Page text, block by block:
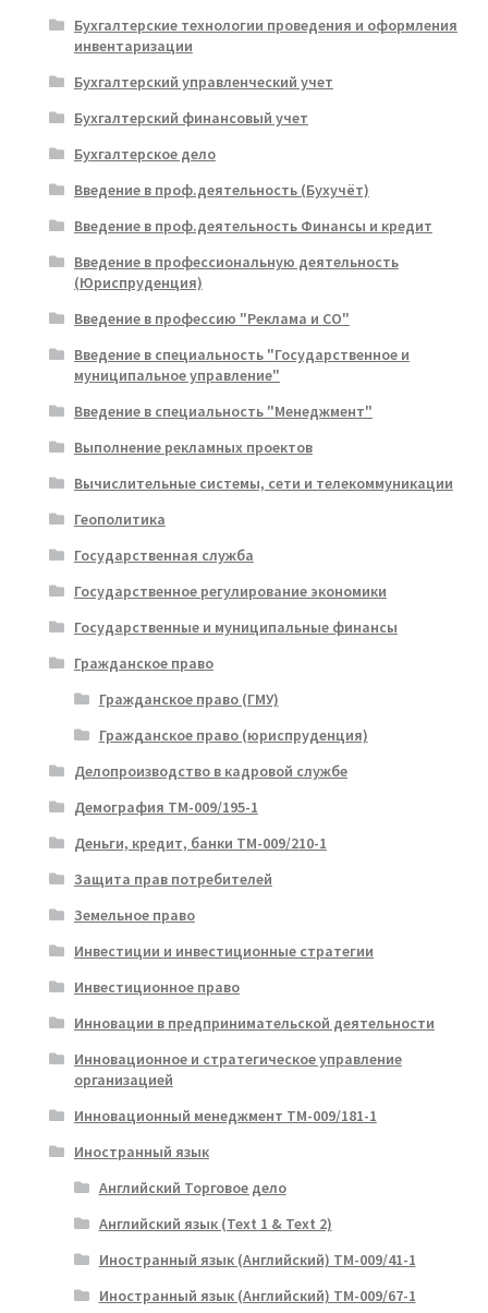
Бухгалтерские технологии проведения и оформления
инвентаризации
Бухгалтерский управленческий учет
Бухгалтерский финансовый учет
Бухгалтерское дело
Введение в проф.деятельность (Бухучёт)
Введение в проф.деятельность Финансы и кредит
Введение в профессиональную деятельность
(Юриспруденция)
Введение в профессию "Реклама и СО"
Введение в специальность "Государственное и
муниципальное управление"
Введение в специальность "Менеджмент"
Выполнение рекламных проектов
Вычислительные системы, сети и телекоммуникации
Геополитика
Государственная служба
Государственное регулирование экономики
Государственные и муниципальные финансы
Гражданское право
Гражданское право (ГМУ)
Гражданское право (юриспруденция)
Делопроизводство в кадровой службе
Демография ТМ-009/195-1
Деньги, кредит, банки ТМ-009/210-1
Защита прав потребителей
Земельное право
Инвестиции и инвестиционные стратегии
Инвестиционное право
Инновации в предпринимательской деятельности
Инновационное и стратегическое управление
организацией
Инновационный менеджмент ТМ-009/181-1
Иностранный язык
Английский Торговое дело
Английский язык (Text 1 & Text 2)
Иностранный язык (Английский) ТМ-009/41-1
Иностранный язык (Английский) ТМ-009/67-1